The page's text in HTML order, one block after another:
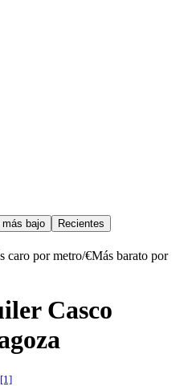
más bajo
Recientes
caro por metro/€Más barato por
Casco
[1]